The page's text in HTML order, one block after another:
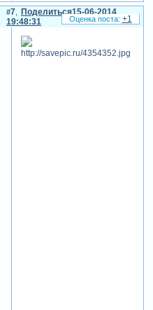
Поделиться
7
15-06-2014
19:48:31
+1